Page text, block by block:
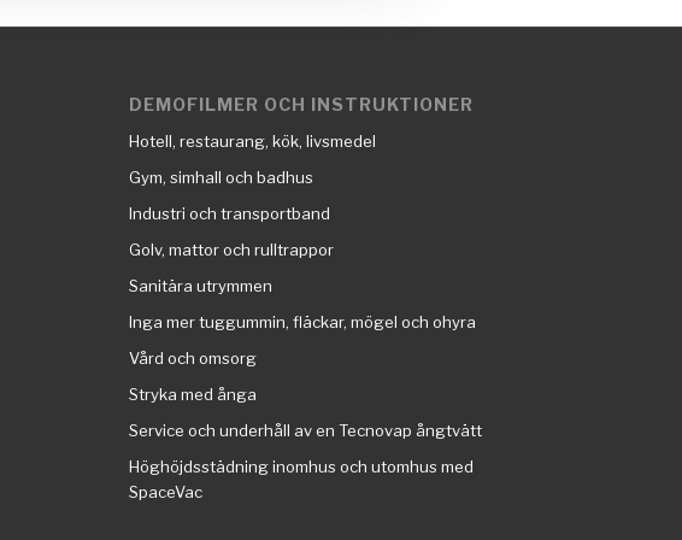
DEMOFILMER OCH INSTRUKTIONER
Hotell, restaurang, kök, livsmedel
Gym, simhall och badhus
Industri och transportband
Golv, mattor och rulltrappor
Sanitära utrymmen
Inga mer tuggummin, fläckar, mögel och ohyra
Vård och omsorg
Stryka med ånga
Service och underhåll av en Tecnovap ångtvätt
Höghöjdsstädning inomhus och utomhus med
SpaceVac